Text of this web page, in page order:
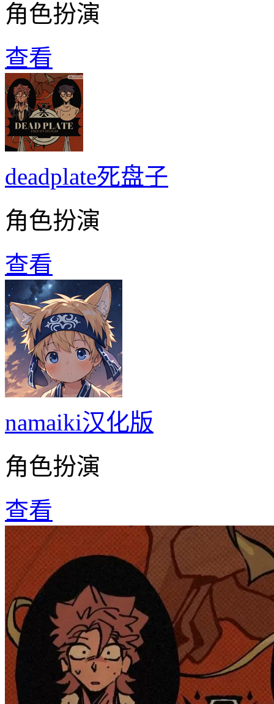
角色扮演
查看
deadplate死盘子
角色扮演
查看
namaiki汉化版
角色扮演
查看